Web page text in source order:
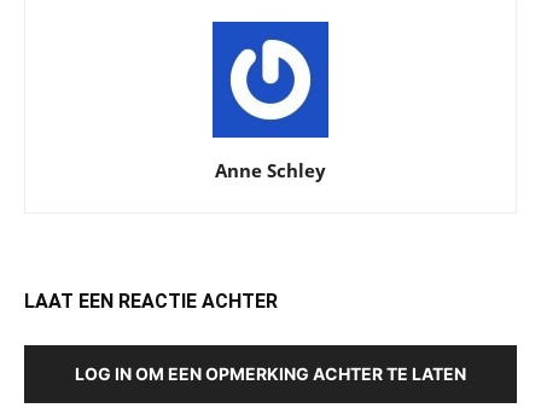
Anne Schley
LAAT EEN REACTIE ACHTER
LOG IN OM EEN OPMERKING ACHTER TE LATEN